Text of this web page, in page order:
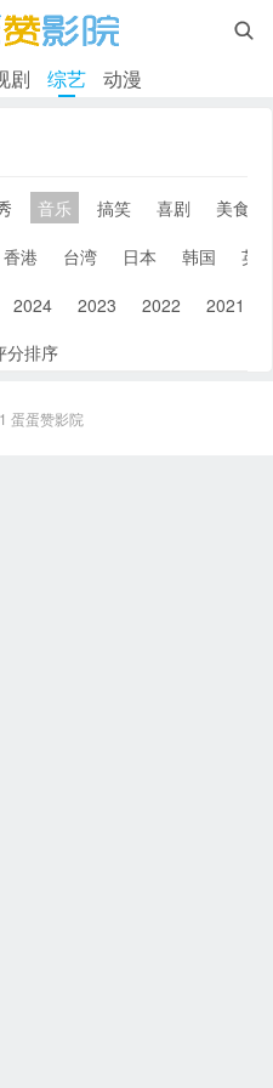

剧 综艺 动漫
音乐 搞笑 喜剧
美食
香港 台湾 日本 韩国
英
2024 2023 2022 2021
分排序
蛋蛋赞影院